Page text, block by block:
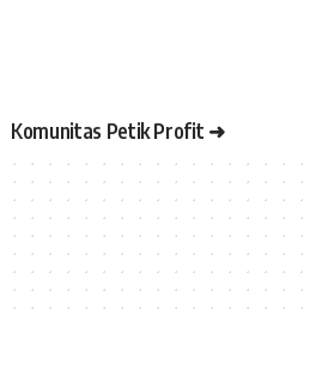
Komunitas Petik Profit ➜